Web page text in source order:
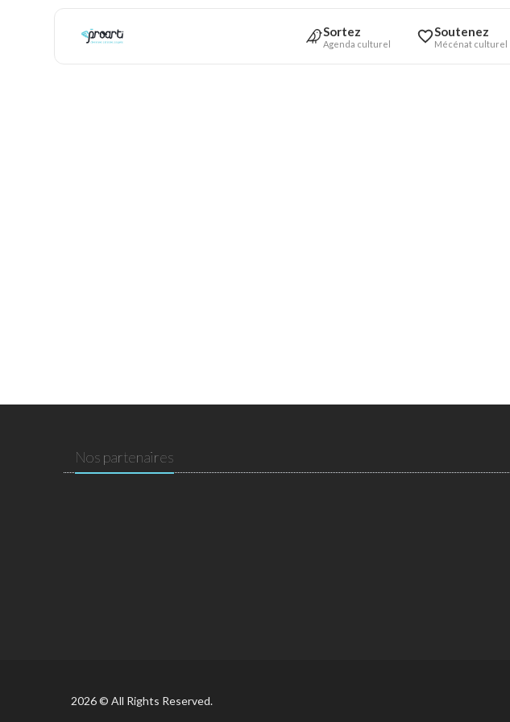
Sortez
Agenda culturel
Soutenez
Mécénat culturel
Nos partenaires
2026 © All Rights Reserved.